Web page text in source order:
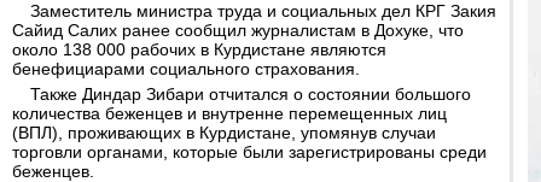
Заместитель министра труда и социальных дел КРГ Закия
Сайид Салих ранее сообщил журналистам в Дохуке, что
около 138 000 рабочих в Курдистане являются
бенефициарами социального страхования.
Также Диндар Зибари отчитался о состоянии большого
количества беженцев и внутренне перемещенных лиц
(ВПЛ), проживающих в Курдистане, упомянув случаи
торговли органами, которые были зарегистрированы среди
беженцев.